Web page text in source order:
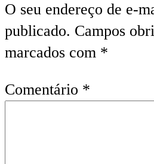
O seu endereço de e-
publicado. Campos
marcados com *
Comentário *